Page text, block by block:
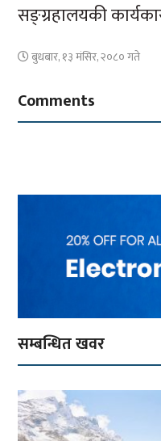
सङ्ग्रहालयकी
बुधबार, १३ मंसिर, २०८० गते
Comments
सम्बन्धित खवर